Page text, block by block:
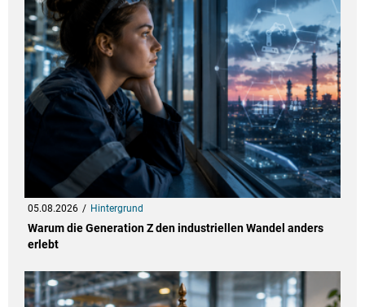
05.08.2026 Hintergrund
Warum die Generation Z den industriellen Wandel anders
erlebt